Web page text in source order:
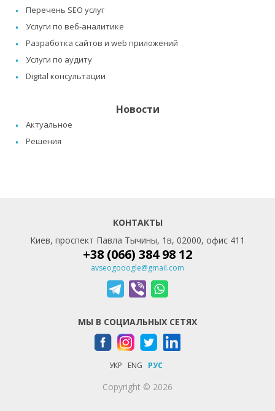
Перечень SEO услуг
Услуги по веб-аналитике
Разработка сайтов и web приложений
Услуги по аудиту
Digital консультации
Новости
Актуальное
Решения
КОНТАКТЫ
Киев, проспект Павла Тычины, 1в, 02000, офис 411
+38 (066) 384 98 12
avseogooogle@gmail.com
МЫ В СОЦИАЛЬНЫХ СЕТЯХ
УКР ENG РУС
Copyright © 2026